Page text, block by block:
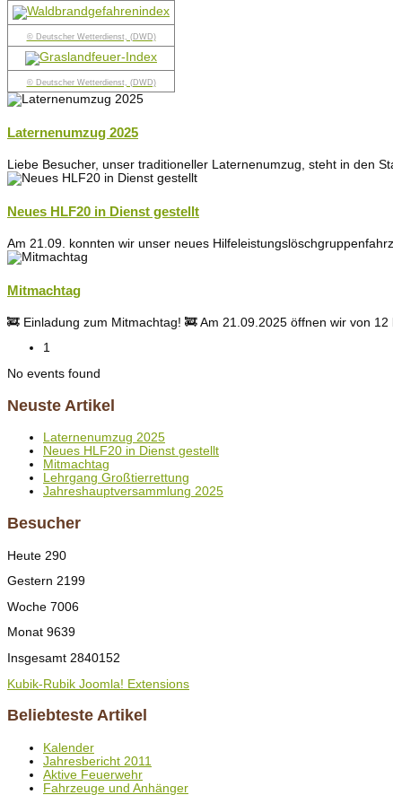
© Deutscher Wetterdienst, (DWD)
© Deutscher Wetterdienst, (DWD)
Laternenumzug 2025
Liebe Besucher, unser traditioneller Laternenumzug, steht in den
Neues HLF20 in Dienst gestellt
Am 21.09. konnten wir unser neues
Mitmachtag
🚒 Einladung zum Mitmachtag! 🚒 Am 21.09.2025 öffnen wir von
1
No events found
Neuste Artikel
Laternenumzug 2025
Neues HLF20 in Dienst gestellt
Mitmachtag
Lehrgang Großtierrettung
Jahreshauptversammlung 2025
Besucher
Heute 290
Gestern 2199
Woche 7006
Monat 9639
Insgesamt 2840152
Kubik-Rubik Joomla! Extensions
Beliebteste Artikel
Kalender
Jahresbericht 2011
Aktive Feuerwehr
Fahrzeuge und Anhänger